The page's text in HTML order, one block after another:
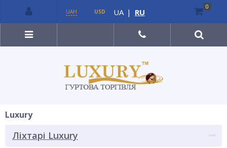
Luxury
Ліхтарі Luxury
UAH USD UA | RU
0